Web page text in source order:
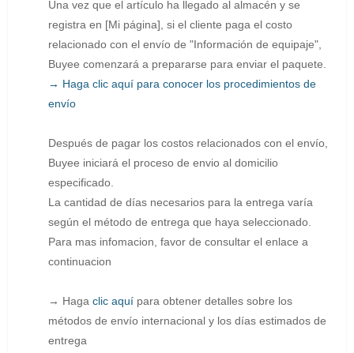
Una vez que el artículo ha llegado al almacén y se
registra en [Mi página], si el cliente paga el costo
relacionado con el envío de "Información de equipaje",
Buyee comenzará a prepararse para enviar el paquete.
→ Haga clic aquí para conocer los procedimientos de
envío
Después de pagar los costos relacionados con el envío,
Buyee iniciará el proceso de envio al domicilio
especificado.
La cantidad de días necesarios para la entrega varía
según el método de entrega que haya seleccionado.
Para mas infomacion, favor de consultar el enlace a
continuacion
→ Haga clic aquí para obtener detalles sobre los
métodos de envío internacional y los días estimados de
entrega